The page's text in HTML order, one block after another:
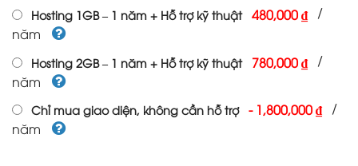
1,000,000 ₫.
là:
Hosting 1GB – 1 năm + Hỗ trợ kỹ thuật 480,000 ₫ /
năm
Hosting 2GB – 1 năm + Hỗ trợ kỹ thuật 780,000 ₫ /
năm
Chỉ mua giao diện, không cần hỗ trợ -1,800,000 ₫ /
năm